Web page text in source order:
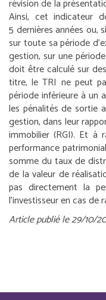
révision de la
Ainsi, cet indicateur
5 dernières années ou,
sur toute sa période
gestion, sur une
doit être calculé sur
titre, le TRI ne peut
période inférieure à un
les pénalités de sortie
gestion, dans leur
immobilier (RGI). Et à
performance
somme du taux de
de la valeur de
pas directement la
l’investisseur en cas de
Article publié le 29/10/